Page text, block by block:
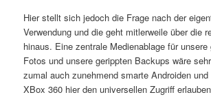
Hier stellt sich jedoch die Frage nach der
Verwendung und die geht mitlerweile über die
hinaus. Eine zentrale Medienablage für
Fotos und unsere gerippten Backups wäre
zumal auch zunehmend smarte Androiden
XBox 360 hier den universellen Zugriff